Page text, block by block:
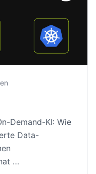
Demand-KI: Wie
Data-
…